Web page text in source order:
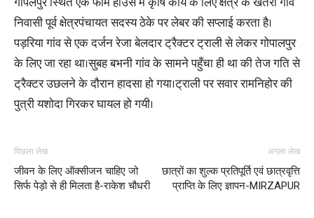
निवासी पूर्व क्षेत्रपंचायत सदस्य ठेके पर लेबर की सप्लाई करता है।
पड़रिया गांव से एक दर्जन रेजा बेलदार ट्रैक्टर ट्राली से लेकर गोपालपुर
के लिए जा रहा था।सुबह बभनी गांव के सामने पहुँचा ही था की तेज गति से
ट्रैक्टर उछलने के दौरान हादसा हो गया।ट्राली पर सवार रामनिहोर की
पुत्री यशोदा गिरकर घायल हो गयी।
पिछला लेख
जीवन के लिए ऑक्सीजन चाहिए जो
सिर्फ पेड़ो से ही मिलता है-राकेश चौधरी
अगला लेख
छात्रों का शुल्क प्रतिपूर्ति एवं छात्रवृत्ति
प्राप्ति के लिए ज्ञापन-MIRZAPUR